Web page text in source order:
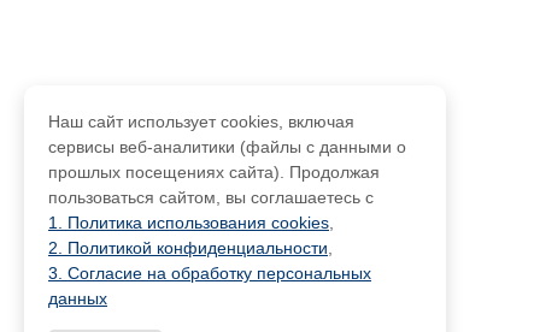
Наш сайт использует cookies, включая
сервисы веб-аналитики (файлы с данными о
прошлых посещениях сайта). Продолжая
пользоваться сайтом, вы соглашаетесь с
1. Политика использования cookies
2. Политикой конфиденциальности
3. Согласие на обработку персональных
данных